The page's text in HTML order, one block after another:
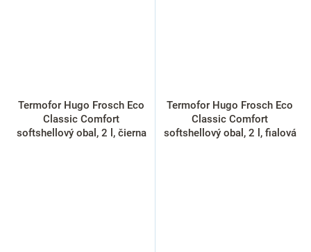
Termofor Hugo Frosch Eco
Classic Comfort
softshellový obal, 2 l, čierna
Termofor Hugo Frosch Eco
Classic Comfort
softshellový obal, 2 l, fialová